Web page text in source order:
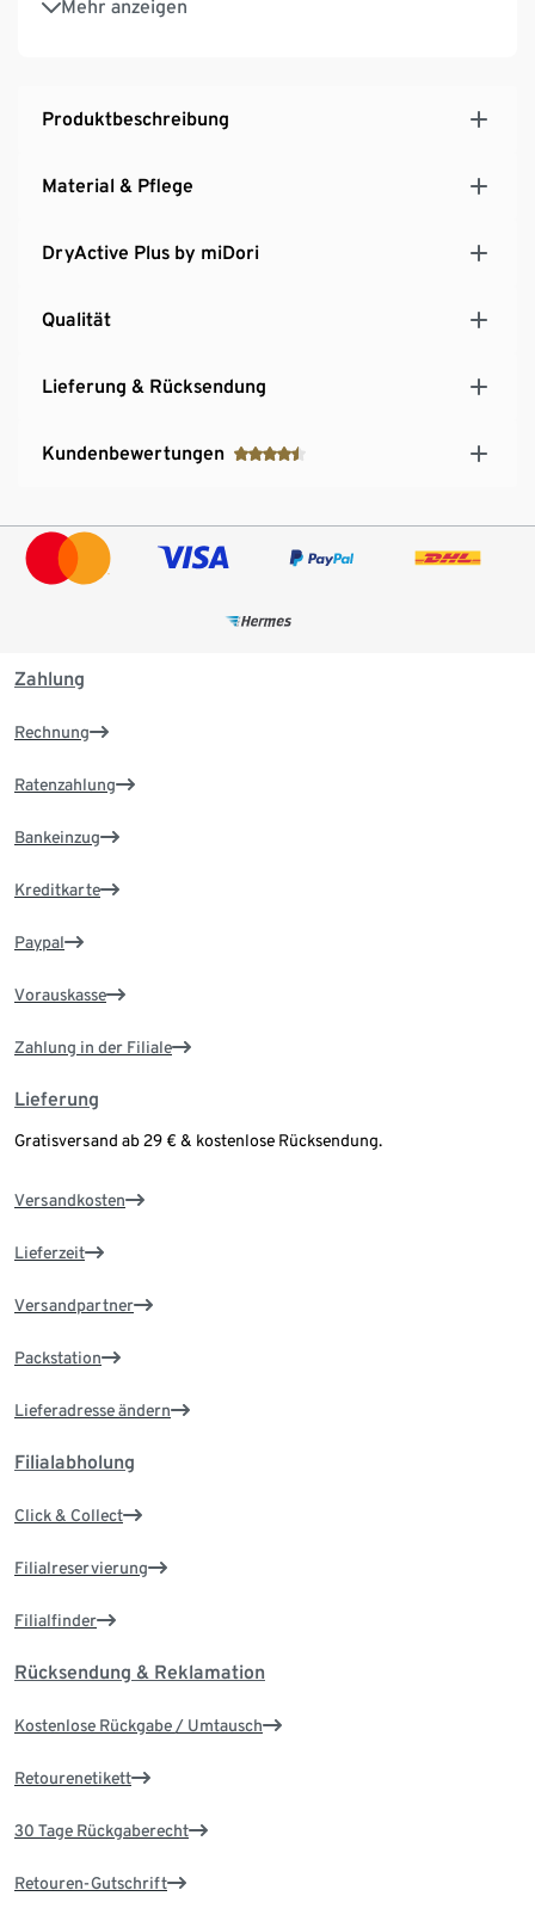
Mehr anzeigen
Produktbeschreibung
Material & Pflege
DryActive Plus by miDori
Qualität
Lieferung & Rücksendung
Kundenbewertungen
Zahlung
Rechnung
Ratenzahlung
Bankeinzug
Kreditkarte
Paypal
Vorauskasse
Zahlung in der Filiale
Lieferung
Gratisversand ab 29 € & kostenlose Rücksendung.
Versandkosten
Lieferzeit
Versandpartner
Packstation
Lieferadresse ändern
Filialabholung
Click & Collect
Filialreservierung
Filialfinder
Rücksendung & Reklamation
Kostenlose Rückgabe / Umtausch
Retourenetikett
30 Tage Rückgaberecht
Retouren-Gutschrift